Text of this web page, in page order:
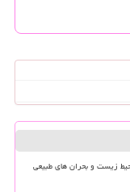
زیست و بحران های طبیعی